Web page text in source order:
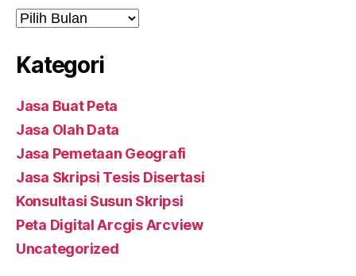
Arsip
Kategori
Jasa Buat Peta
Jasa Olah Data
Jasa Pemetaan Geografi
Jasa Skripsi Tesis Disertasi
Konsultasi Susun Skripsi
Peta Digital Arcgis Arcview
Uncategorized